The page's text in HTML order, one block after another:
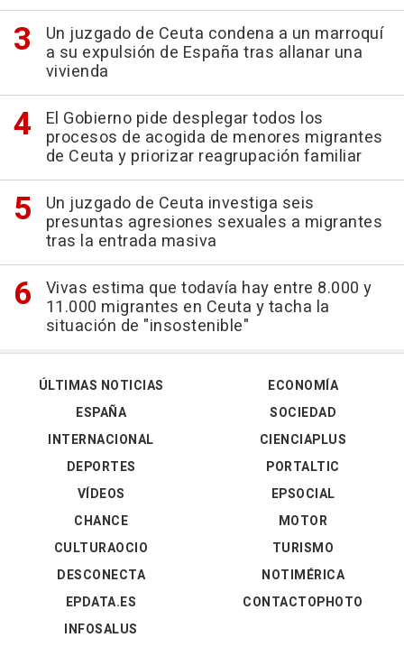
Un juzgado de Ceuta condena a un marroquí
a su expulsión de España tras allanar una
vivienda
El Gobierno pide desplegar todos los
procesos de acogida de menores migrantes
de Ceuta y priorizar reagrupación familiar
Un juzgado de Ceuta investiga seis
presuntas agresiones sexuales a migrantes
tras la entrada masiva
Vivas estima que todavía hay entre 8.000 y
11.000 migrantes en Ceuta y tacha la
situación de "insostenible"
ÚLTIMAS NOTICIAS
ESPAÑA
INTERNACIONAL
DEPORTES
VÍDEOS
ECONOMÍA
SOCIEDAD
CIENCIAPLUS
PORTALTIC
EPSOCIAL
CHANCE
CULTURAOCIO
DESCONECTA
EPDATA.ES
INFOSALUS
MOTOR
TURISMO
NOTIMÉRICA
CONTACTOPHOTO